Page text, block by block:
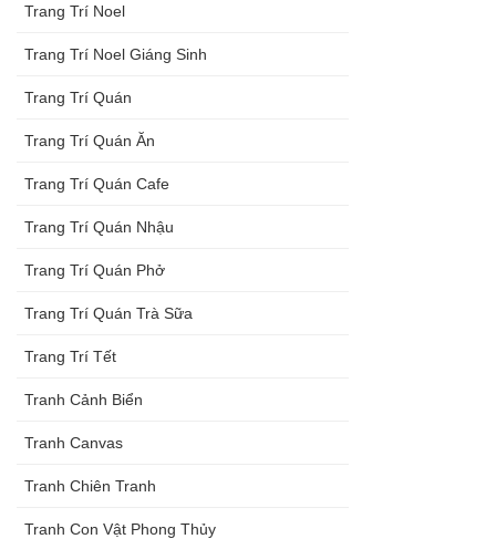
Trang Trí Noel
Trang Trí Noel Giáng Sinh
Trang Trí Quán
Trang Trí Quán Ăn
Trang Trí Quán Cafe
Trang Trí Quán Nhậu
Trang Trí Quán Phở
Trang Trí Quán Trà Sữa
Trang Trí Tết
Tranh Cảnh Biển
Tranh Canvas
Tranh Chiên Tranh
Tranh Con Vật Phong Thủy